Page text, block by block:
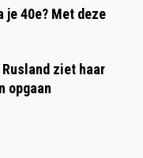
je 40e? Met deze
ziet haar
opgaan